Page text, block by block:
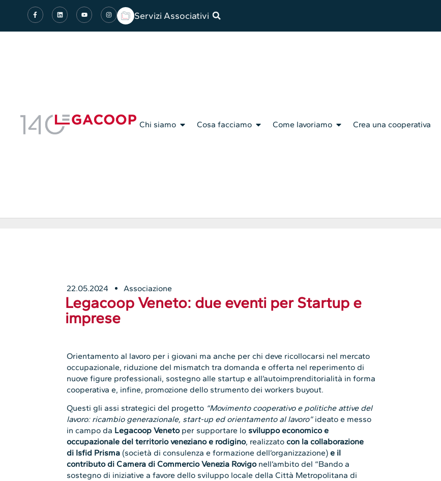
Servizi Associativi
Chi siamo Cosa facciamo Come lavoriamo Crea una cooperativa
22.05.2024 Associazione
Legacoop Veneto: due eventi per Startup e
imprese
Orientamento al lavoro per i giovani ma anche per chi deve ricollocarsi nel mercato
occupazionale, riduzione del mismatch tra domanda e offerta nel reperimento di
nuove figure professionali, sostegno alle startup e all’autoimprenditorialità in forma
cooperativa e, infine, promozione dello strumento dei workers buyout.
Questi gli assi strategici del progetto “Movimento cooperativo e politiche attive del
lavoro: ricambio generazionale, start-up ed orientamento al lavoro”ideato e messo
in campo da Legacoop Venetoper supportare lo sviluppo economico e
occupazionale del territorio veneziano e rodigino, realizzatocon la collaborazione
di Isfid Prisma (società di consulenza e formazione dell’organizzazione)e il
contributo di Camera di Commercio Venezia Rovigo nell’ambito del “Bando a
sostegno di iniziative a favore dello sviluppo locale della Città Metropolitana di